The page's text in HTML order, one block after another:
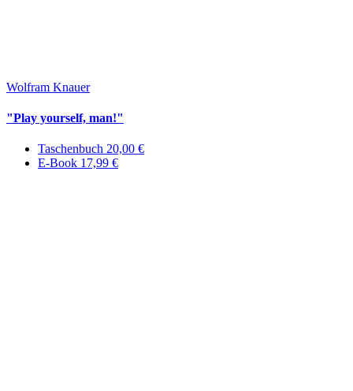
Wolfram Knauer
"Play yourself, man!"
Taschenbuch 20,00 €
E-Book 17,99 €